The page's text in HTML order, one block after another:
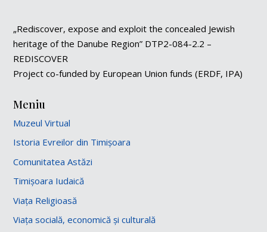
„Rediscover, expose and exploit the concealed Jewish
heritage of the Danube Region” DTP2-084-2.2 –
REDISCOVER
Project co-funded by European Union funds (ERDF, IPA)
Meniu
Muzeul Virtual
Istoria Evreilor din Timișoara
Comunitatea Astăzi
Timișoara Iudaică
Viața Religioasă
Viața socială, economică și culturală